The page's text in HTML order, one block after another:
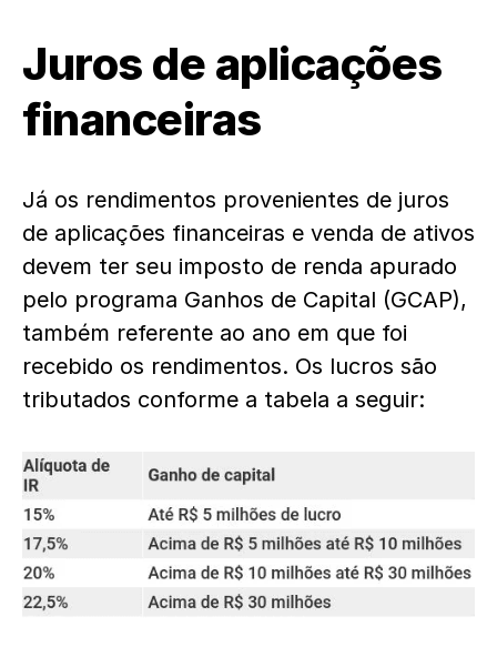
Juros de aplicações
financeiras
Já os rendimentos provenientes de juros
de aplicações financeiras e venda de ativos
devem ter seu imposto de renda apurado
pelo programa Ganhos de Capital (GCAP),
também referente ao ano em que foi
recebido os rendimentos. Os lucros são
tributados conforme a tabela a seguir: